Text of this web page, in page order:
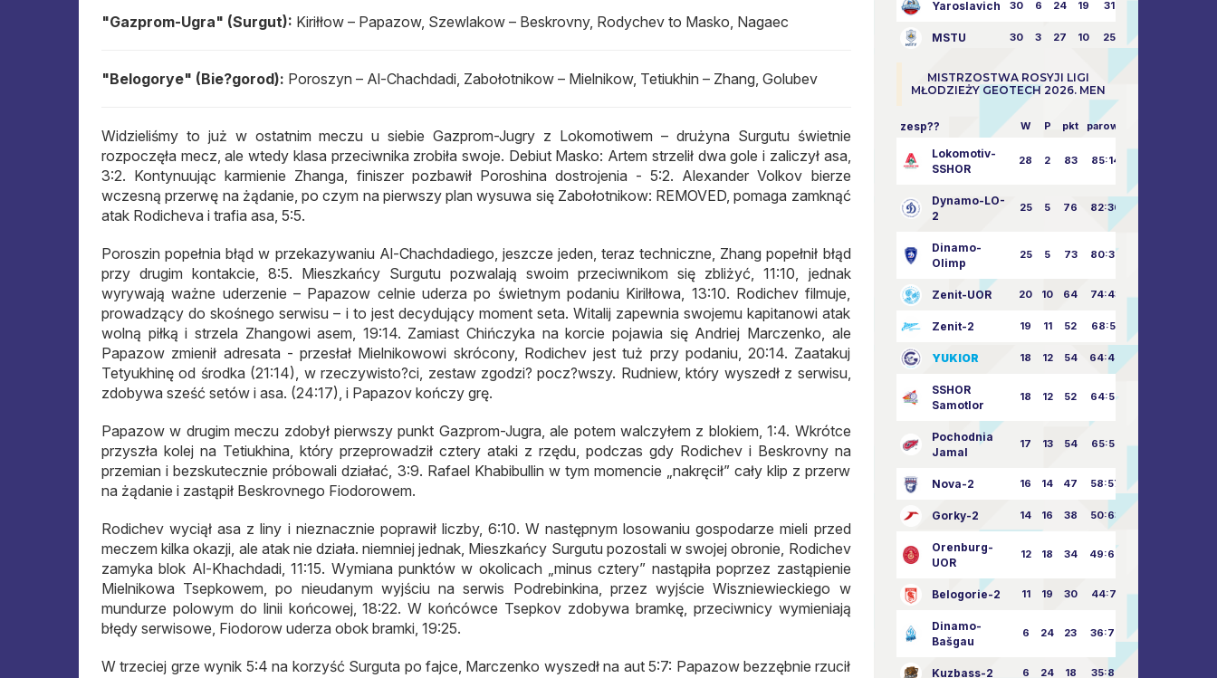
"Gazprom-Ugra" (Surgut): Kiriłłow – Papazow, Szewlakow – Beskrovny, Rodychev to Masko, Nagaec
"Belogorye" (Bie?gorod): Poroszyn – Al-Chachdadi, Zabołotnikow – Mielnikow, Tetiukhin – Zhang, Golubev
Widzieliśmy to już w ostatnim meczu u siebie Gazprom-Jugry z Lokomotiwem – drużyna Surgutu świetnie
rozpoczęła mecz, ale wtedy klasa przeciwnika zrobiła swoje. Debiut Masko: Artem strzelił dwa gole i zaliczył asa,
3:2. Kontynuując karmienie Zhanga, finiszer pozbawił Poroshina dostrojenia - 5:2. Alexander Volkov bierze
wczesną przerwę na żądanie, po czym na pierwszy plan wysuwa się Zabołotnikow: REMOVED, pomaga zamknąć
atak Rodicheva i trafia asa, 5:5.
Poroszin popełnia błąd w przekazywaniu Al-Chachdadiego, jeszcze jeden, teraz techniczne, Zhang popełnił błąd
przy drugim kontakcie, 8:5. Mieszkańcy Surgutu pozwalają swoim przeciwnikom się zbliżyć, 11:10, jednak
wyrywają ważne uderzenie – Papazow celnie uderza po świetnym podaniu Kirilłowa, 13:10. Rodichev filmuje,
prowadzący do skośnego serwisu – i to jest decydujący moment seta. Witalij zapewnia swojemu kapitanowi atak
wolną piłką i strzela Zhangowi asem, 19:14. Zamiast Chińczyka na korcie pojawia się Andriej Marczenko, ale
Papazow zmienił adresata - przesłał Mielnikowowi skrócony, Rodichev jest tuż przy podaniu, 20:14. Zaatakuj
Tetyukhinę od środka (21:14), w rzeczywisto?ci, zestaw zgodzi? pocz?wszy. Rudniew, który wyszedł z serwisu,
zdobywa sześć setów i asa. (24:17), i Papazov kończy grę.
Papazow w drugim meczu zdobył pierwszy punkt Gazprom-Jugra, ale potem walczyłem z blokiem, 1:4. Wkrótce
przyszła kolej na Tetiukhina, który przeprowadził cztery ataki z rzędu, podczas gdy Rodichev i Beskrovny na
przemian i bezskutecznie próbowali działać, 3:9. Rafael Khabibullin w tym momencie „nakręcił” cały klip z przerw
na żądanie i zastąpił Beskrovnego Fiodorowem.
Rodichev wyciął asa z liny i nieznacznie poprawił liczby, 6:10. W następnym losowaniu gospodarze mieli przed
meczem kilka okazji, ale atak nie działa. niemniej jednak, Mieszkańcy Surgutu pozostali w swojej obronie, Rodichev
zamyka blok Al-Khachdadi, 11:15. Wymiana punktów w okolicach „minus cztery” nastąpiła poprzez zastąpienie
Mielnikowa Tsepkowem, po nieudanym wyjściu na serwis Podrebinkina, przez wyjście Wiszniewieckiego w
mundurze polowym do linii końcowej, 18:22. W końcówce Tsepkov zdobywa bramkę, przeciwnicy wymieniają
błędy serwisowe, Fiodorow uderza obok bramki, 19:25.
W trzeciej grze wynik 5:4 na korzyść Surguta po fajce, Marczenko wyszedł na aut 5:7: Papazow bezzębnie rzucił
Yaroslavich 30 6 24 19 31:80
MSTU 30 3 27 10 25:87
MISTRZOSTWA ROSYJI LIGI
MŁODZIEŻY GEOTECH 2026. MEN
zesp?? W P pkt parowy
Lokomotiv-
SSHOR
28 2 83 85:14
Dynamo-LO-
2
25 5 76 82:30
Dinamo-
Olimp
25 5 73 80:32
Zenit-UOR 20 10 64 74:43
Zenit-2 19 11 52 68:51
YUKIOR 18 12 54 64:46
SSHOR
Samotlor
18 12 52 64:50
Pochodnia
Jamal
17 13 54 65:52
Nova-2 16 14 47 58:57
Gorky-2 14 16 38 50:63
Orenburg-
UOR
12 18 34 49:67
Belogorie-2 11 19 30 44:71
Dinamo-
Bašgau
6 24 23 36:75
Kuzbass-2 6 24 18 35:82